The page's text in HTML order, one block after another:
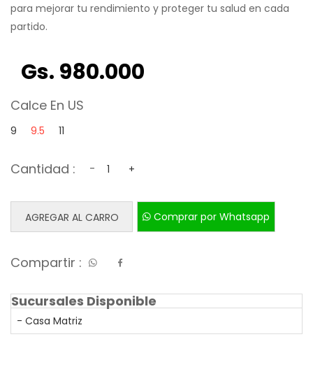
para mejorar tu rendimiento y proteger tu salud en cada
partido.
Gs. 980.000
Calce En US
9 9.5 11
Cantidad : - +
AGREGAR AL CARRO Comprar por Whatsapp
Compartir :
Sucursales Disponible
- Casa Matriz